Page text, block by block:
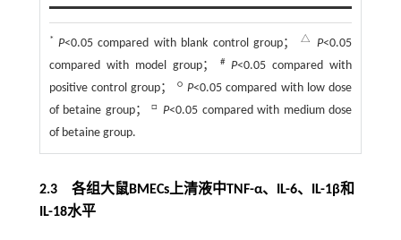
* P<0.05 compared with blank control group； △ P<0.05
compared with model group；# P<0.05 compared with
positive control group；
○ P<0.05 compared with low dose
of betaine group；□ P<0.05 compared with medium dose
of betaine group.
2.3 各组大鼠BMECs上清液中TNF-α、IL-6、IL-1β和
IL-18水平